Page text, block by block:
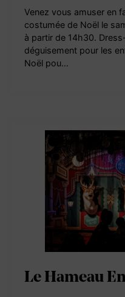
Venez vous amuser en
costumée de Noël le
à partir de 14h30.
déguisement pour les
Noël pou…
Le Hameau